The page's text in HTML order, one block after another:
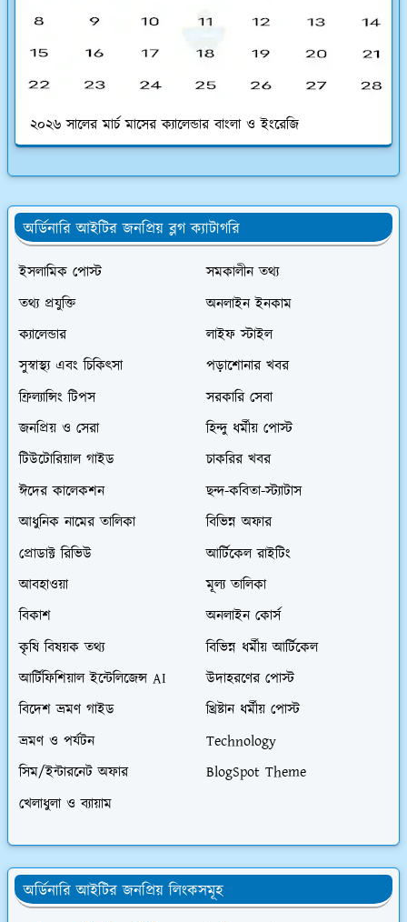
২০২৬ সালের মার্চ মাসের ক্যালেন্ডার বাংলা ও ইংরেজি
অর্ডিনারি আইটির জনপ্রিয় ব্লগ ক্যাটাগরি
ইসলামিক পোস্ট
সমকালীন তথ্য
তথ্য প্রযুক্তি
অনলাইন ইনকাম
ক্যালেন্ডার
লাইফ স্টাইল
সুস্বাস্থ্য এবং চিকিৎসা
পড়াশোনার খবর
ফ্রিল্যান্সিং টিপস
সরকারি সেবা
জনপ্রিয় ও সেরা
হিন্দু ধর্মীয় পোস্ট
টিউটোরিয়াল গাইড
চাকরির খবর
ঈদের কালেকশন
ছন্দ-কবিতা-স্ট্যাটাস
আধুনিক নামের তালিকা
বিভিন্ন অফার
প্রোডাক্ট রিভিউ
আর্টিকেল রাইটিং
আবহাওয়া
মূল্য তালিকা
বিকাশ
অনলাইন কোর্স
কৃষি বিষয়ক তথ্য
বিভিন্ন ধর্মীয় আর্টিকেল
আর্টিফিশিয়াল ইন্টেলিজেন্স AI
উদাহরণের পোস্ট
বিদেশ ভ্রমণ গাইড
খ্রিষ্টান ধর্মীয় পোস্ট
ভ্রমণ ও পর্যটন
Technology
সিম/ইন্টারনেট অফার
BlogSpot Theme
খেলাধুলা ও ব্যায়াম
অর্ডিনারি আইটির জনপ্রিয় লিংকসমূহ